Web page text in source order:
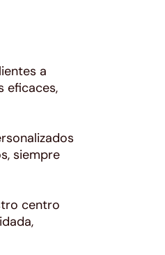
a
eficaces,
siempre
centro